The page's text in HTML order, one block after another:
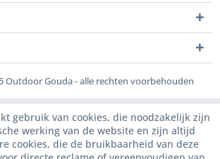
Outdoor Gouda - alle rechten voorbehouden
gebruik van cookies, die noodzakelijk zijn
werking van de website en zijn altijd
cookies, die de bruikbaarheid van deze